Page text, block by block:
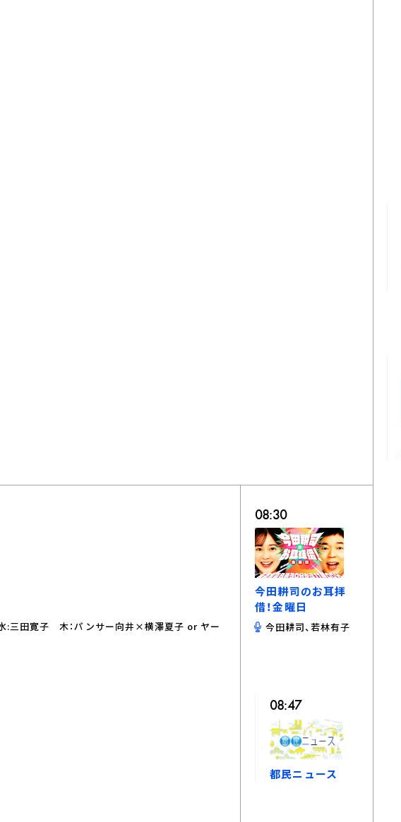
田寛子 木：パンサー向井×横澤夏子 or ヤー
08:30
今田耕司のお耳拝
借！金曜日
今田耕司、若林有子
08:47
都民ニュース